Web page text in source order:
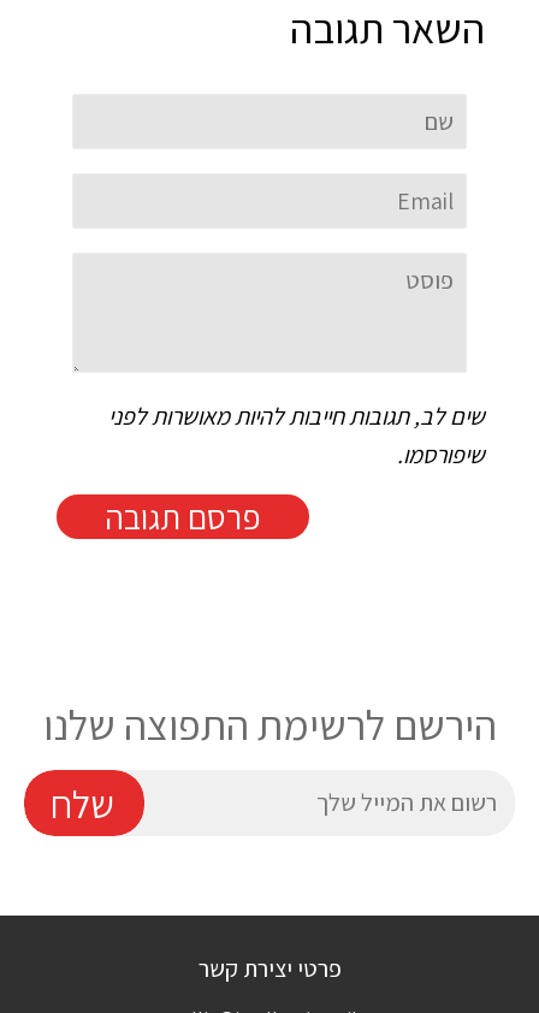
השאר תגובה
שם
Email
פוסט
שים לב, תגובות חייבות להיות מאושרות לפני
שיפורסמו.
הירשם לרשימת התפוצה שלנו
שלח
פרטי יצירת קשר